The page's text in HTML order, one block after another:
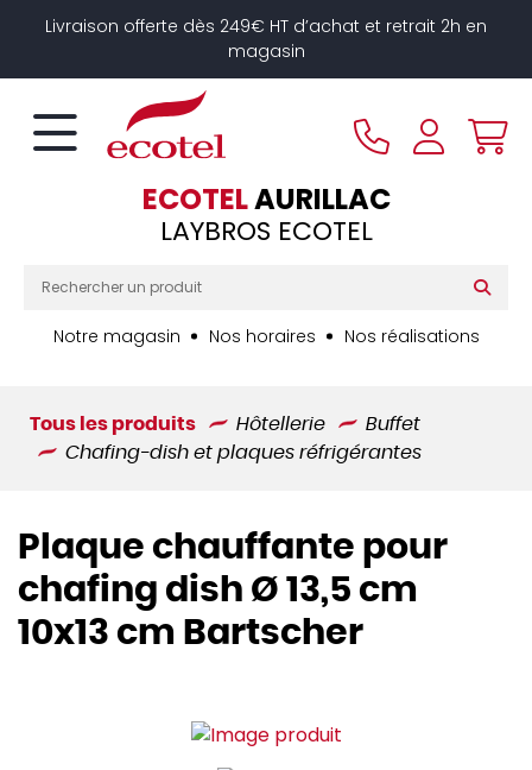
Livraison offerte dès 249€ HT d’achat et retrait 2h en
magasin
ECOTELAURILLAC
LAYBROS ECOTEL
Notre magasin Nos horaires Nos réalisations
Tous les produits Hôtellerie
Buffet
Chafing-dish et plaques réfrigérantes
Plaque chauffante pour
chafing dish Ø 13,5 cm
10x13 cm Bartscher
Panneau de gestion des cookies